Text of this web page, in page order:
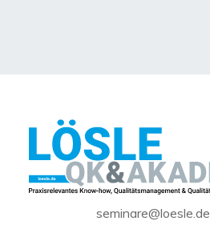
seminare@loesle.de